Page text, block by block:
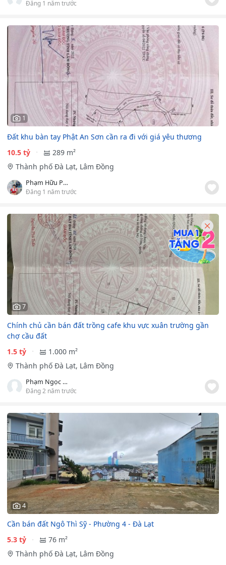
Đăng 1 năm trước
1
Đất khu bàn tay Phật An Sơn cần ra đi với giá yêu thương
10.5 tỷ
289 m²
Thành phố Đà Lạt, Lâm Đồng
Phạm Hữu Phước
Đăng 1 năm trước
7
Chính chủ cần bán đất trồng cafe khu vực xuân trường gần
chợ cầu đất
1.5 tỷ
1.000 m²
Thành phố Đà Lạt, Lâm Đồng
Phạm Ngọc Vinh
Đăng 2 năm trước
4
Cần bán đất Ngô Thì Sỹ - Phường 4 - Đà Lạt
5.3 tỷ
76 m²
Thành phố Đà Lạt, Lâm Đồng